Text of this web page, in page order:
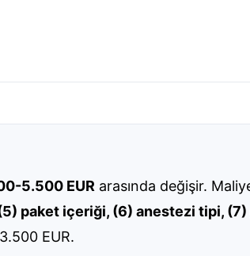
5.500 EUR arasında değişir.
(5) paket içeriği, (6) anestezi tipi,
EUR.